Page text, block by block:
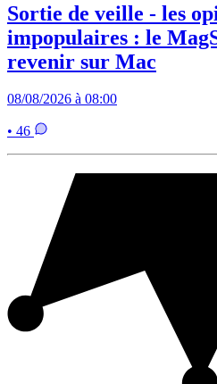
Sortie de veille - les
impopulaires : le
revenir sur Mac
08/08/2026 à 08:00
• 46